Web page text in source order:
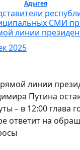
Адыгея/
СМИ
линии
2025
линии
Путина
– в 12:00 глава
ответит на